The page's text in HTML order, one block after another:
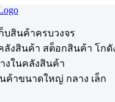
บสินค้าครบวงจร
ลังสินค้า สต็อกสินค้า โก
งในคลังสินค้า
ค้าขนาดใหญ่ กลาง เล็ก